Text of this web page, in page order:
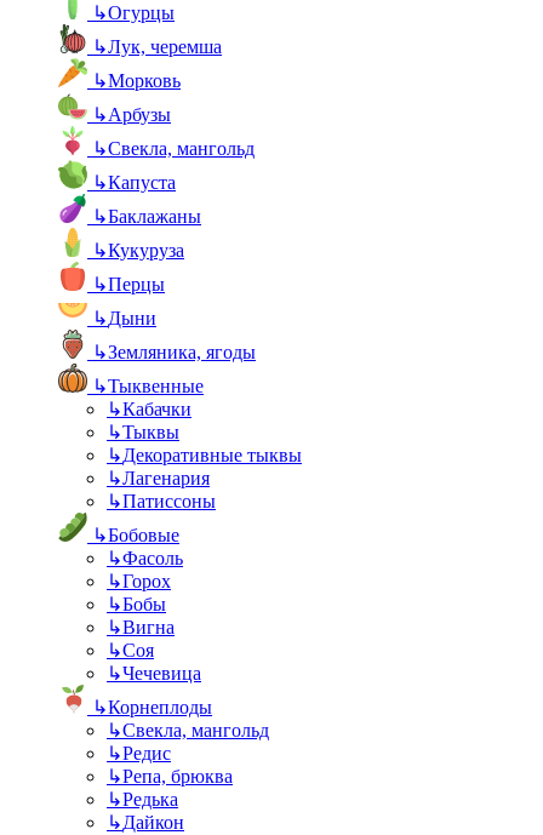
↳Огурцы
↳Лук, черемша
↳Морковь
↳Арбузы
↳Свекла, мангольд
↳Капуста
↳Баклажаны
↳Кукуруза
↳Перцы
↳Дыни
↳Земляника, ягоды
↳Тыквенные
↳Кабачки
↳Тыквы
↳Декоративные тыквы
↳Лагенария
↳Патиссоны
↳Бобовые
↳Фасоль
↳Горох
↳Бобы
↳Вигна
↳Соя
↳Чечевица
↳Корнеплоды
↳Свекла, мангольд
↳Редис
↳Репа, брюква
↳Редька
↳Дайкон